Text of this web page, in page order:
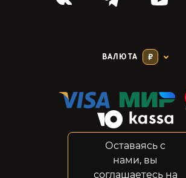
ВАЛЮТА ₽
Конфиденциальность
Оставаясь с
нами, вы
соглашаетесь на